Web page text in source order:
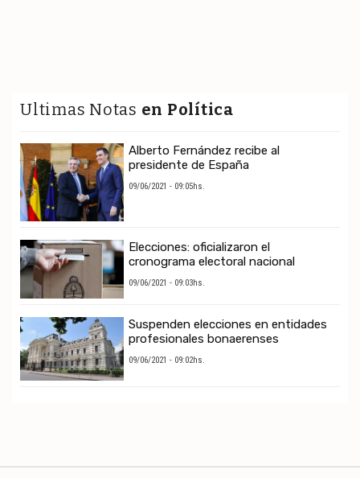
Ultimas Notas en Política
Alberto Fernández recibe al
presidente de España
09/06/2021 - 09:05hs.
Elecciones: oficializaron el
cronograma electoral nacional
09/06/2021 - 09:03hs.
Suspenden elecciones en entidades
profesionales bonaerenses
09/06/2021 - 09:02hs.